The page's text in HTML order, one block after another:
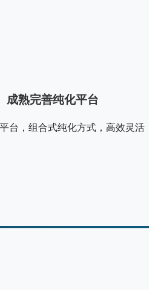
成熟完善纯化平台
台，组合式纯化方式，高效灵活